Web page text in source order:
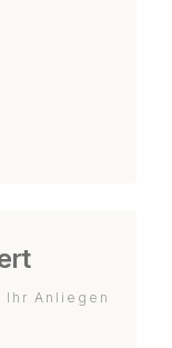
Anliegen